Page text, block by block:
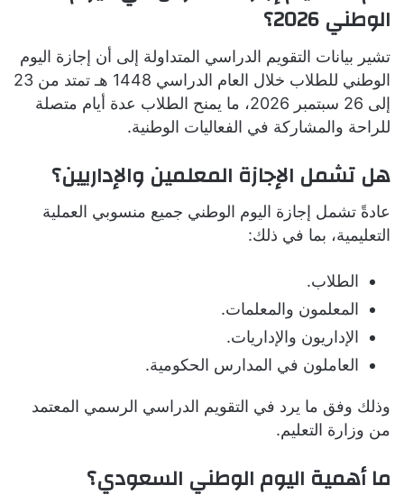
الوطني 2026؟
تشير بيانات التقويم الدراسي المتداولة إلى أن إجازة اليوم
الوطني للطلاب خلال العام الدراسي 1448 هـ تمتد من 23
إلى 26 سبتمبر 2026، ما يمنح الطلاب عدة أيام متصلة
للراحة والمشاركة في الفعاليات الوطنية.
هل تشمل الإجازة المعلمين والإداريين؟
عادةً تشمل إجازة اليوم الوطني جميع منسوبي العملية
التعليمية، بما في ذلك:
الطلاب.
المعلمون والمعلمات.
الإداريون والإداريات.
العاملون في المدارس الحكومية.
وذلك وفق ما يرد في التقويم الدراسي الرسمي المعتمد
من وزارة التعليم.
ما أهمية اليوم الوطني السعودي؟